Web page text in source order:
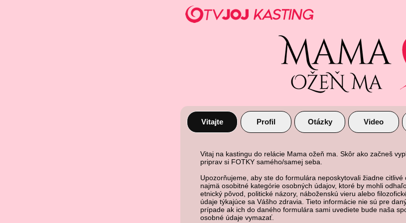
Vitajte Profil Otázky Video
Vitaj na kastingu do relácie Mama ožeň ma. Skôr ako začneš
priprav si FOTKY samého/samej seba.
Upozorňujeme, aby ste do formulára neposkytovali žiadne citlivé
najmä osobitné kategórie osobných údajov, ktoré by mohli
etnický pôvod, politické názory, náboženskú vieru alebo
údaje týkajúce sa Vášho zdravia. Tieto informácie nie sú pre
prípade ak ich do daného formulára sami uvediete bude naša
osobné údaje vymazať.